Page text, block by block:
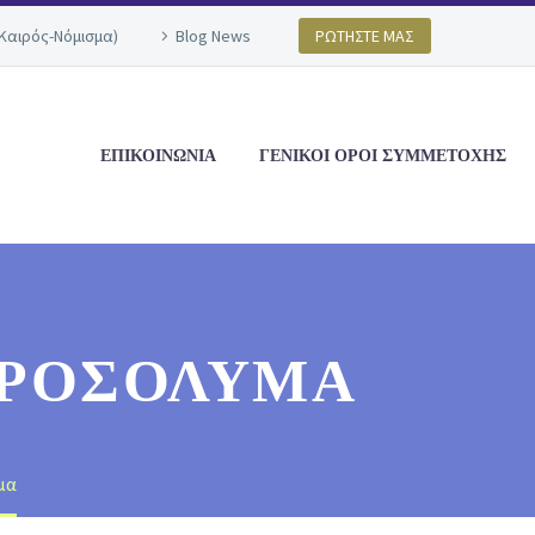
Νόμισμα) Blog News ΡΩΤΗΣΤΕ ΜΑΣ
ΕΠΙΚΟΙΝΩΝΙΑ ΓΕΝΙΚΟΙ ΟΡΟΙ ΣΥΜΜΕΤΟΧΗΣ